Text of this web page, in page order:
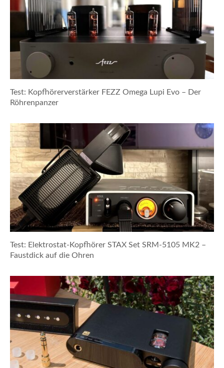
Test: Kopfhörerverstärker FEZZ Omega Lupi Evo – Der
Röhrenpanzer
Test: Elektrostat-Kopfhörer STAX Set SRM-5105 MK2 –
Faustdick auf die Ohren